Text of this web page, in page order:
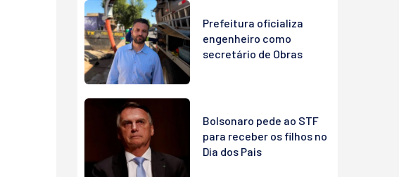
Prefeitura oficializa
engenheiro como
secretário de Obras
Bolsonaro pede ao STF
para receber os filhos no
Dia dos Pais